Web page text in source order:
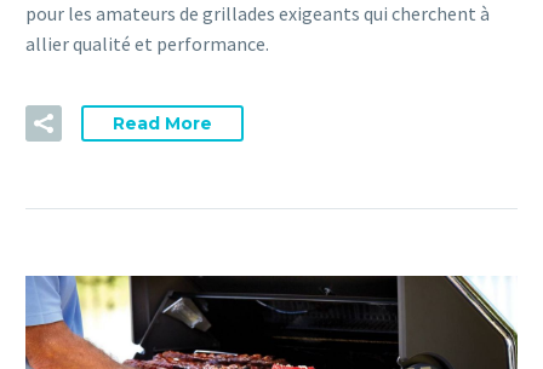
pour les amateurs de grillades exigeants qui cherchent à
allier qualité et performance.
Read More